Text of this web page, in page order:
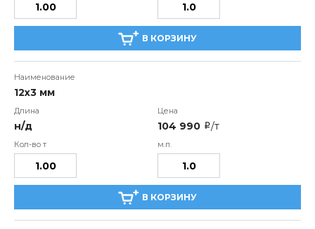
В КОРЗИНУ
12х3 мм
н/д 104 990 i/т
В КОРЗИНУ